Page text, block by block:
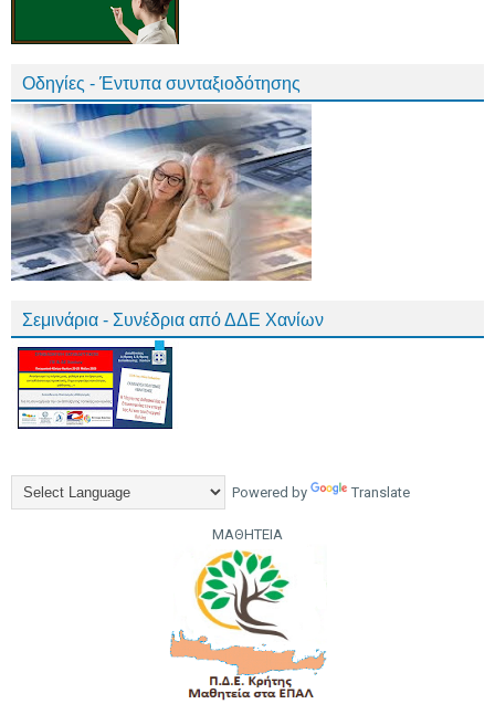
Οδηγίες - Έντυπα συνταξιοδότησης
Σεμινάρια - Συνέδρια από ΔΔΕ Χανίων
Powered by Translate
ΜΑΘΗΤΕΙΑ